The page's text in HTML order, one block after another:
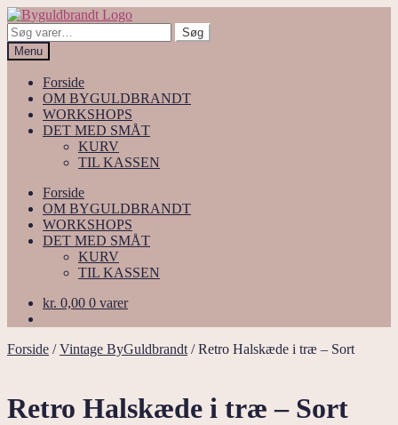
Spring
til
navigation
Spring
til
indhold
Søg
efter:
Søg
Menu
Forside
OM BYGULDBRANDT
WORKSHOPS
DET MED SMÅT
KURV
TIL KASSEN
Forside
OM BYGULDBRANDT
WORKSHOPS
DET MED SMÅT
KURV
TIL KASSEN
kr. 0,00 0 varer
Forside /Vintage ByGuldbrandt /Retro Halskæde i træ – Sort
Retro Halskæde i træ – Sort